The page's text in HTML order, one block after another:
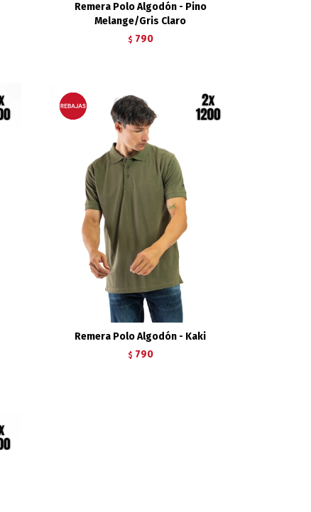
Remera Polo Algodón - Pino
Melange/Gris Claro
$ 790
Remera Polo Algodón - Kaki
$ 790